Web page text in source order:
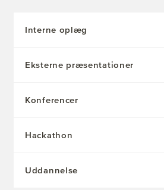
Interne oplæg
Eksterne præsentationer
Konferencer
Hackathon
Uddannelse